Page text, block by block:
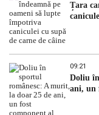
Țara
09:21
Doliu
ani, un